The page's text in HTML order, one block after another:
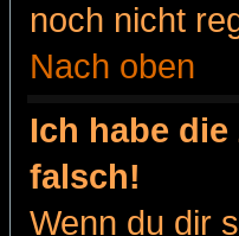
noch nicht
Nach oben
Ich habe
falsch!
Wenn du dir